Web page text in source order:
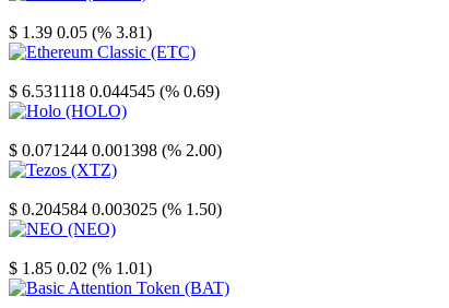
$ 1.39 0.05 (% 3.81)
$ 6.531118 0.044545 (% 0.69)
$ 0.071244 0.001398 (% 2.00)
$ 0.204584 0.003025 (% 1.50)
$ 1.85 0.02 (% 1.01)